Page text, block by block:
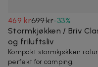
469 kr699 kr-33%
Stormkjøkken / Briv
og friluftsliv
Kompakt stormkjøkken i
perfekt for camping.